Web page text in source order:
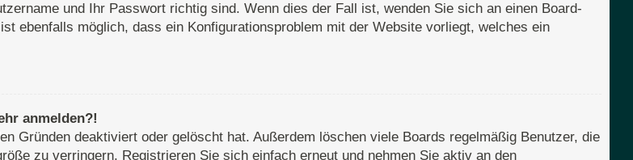
und Ihr Passwort richtig sind. Wenn dies der Fall ist, wenden Sie sich an einen Board-
ebenfalls möglich, dass ein Konfigurationsproblem mit der Website vorliegt, welches ein
anmelden?!
Gründen deaktiviert oder gelöscht hat. Außerdem löschen viele Boards regelmäßig Benutzer, die
zu verringern. Registrieren Sie sich einfach erneut und nehmen Sie aktiv an den